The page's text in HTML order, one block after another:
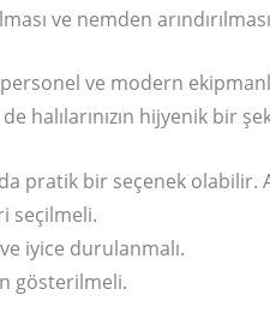
ve nemden
ve modern
hijyenik bir
pratik bir seçenek
seçilmeli.
iyice durulanmalı.
gösterilmeli.